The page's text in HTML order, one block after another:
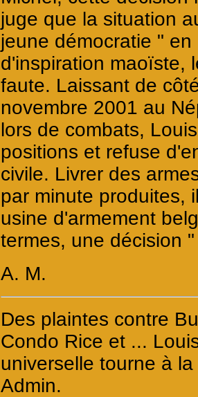
juge que la situation
jeune démocratie "
d'inspiration maoïste,
faute. Laissant de
novembre 2001 au
lors de combats,
positions et refuse
civile. Livrer des
par minute produites,
usine d'armement
termes, une décision
A. M.
Des plaintes contre
Condo Rice et ...
universelle tourne à
Admin.